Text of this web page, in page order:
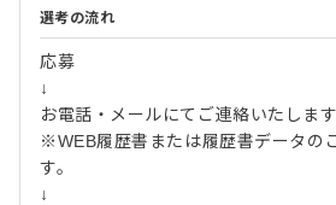
選考の流れ
応募
↓
お電話・メールにてご連絡いたします
※WEB履歴書または履歴書データの
す。
↓